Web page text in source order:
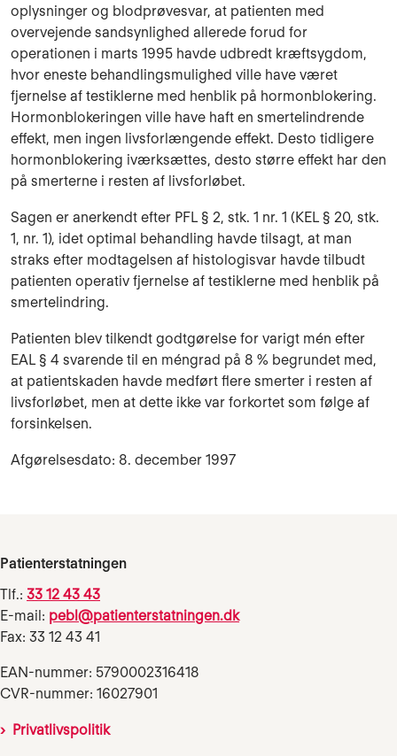
oplysninger og blodprøvesvar, at patienten med
overvejende sandsynlighed allerede forud for
operationen i marts 1995 havde udbredt kræftsygdom,
hvor eneste behandlingsmulighed ville have været
fjernelse af testiklerne med henblik på hormonblokering.
Hormonblokeringen ville have haft en smertelindrende
effekt, men ingen livsforlængende effekt. Desto tidligere
hormonblokering iværksættes, desto større effekt har den
på smerterne i resten af livsforløbet.
Sagen er anerkendt efter PFL § 2, stk. 1 nr. 1 (KEL § 20, stk.
1, nr. 1), idet optimal behandling havde tilsagt, at man
straks efter modtagelsen af histologisvar havde tilbudt
patienten operativ fjernelse af testiklerne med henblik på
smertelindring.
Patienten blev tilkendt godtgørelse for varigt mén efter
EAL § 4 svarende til en méngrad på 8 % begrundet med,
at patientskaden havde medført flere smerter i resten af
livsforløbet, men at dette ikke var forkortet som følge af
forsinkelsen.
Afgørelsesdato: 8. december 1997
Patienterstatningen
Tlf.: 33 12 43 43
E-mail: pebl@patienterstatningen.dk
Fax: 33 12 43 41
EAN-nummer: 5790002316418
CVR-nummer: 16027901
Privatlivspolitik